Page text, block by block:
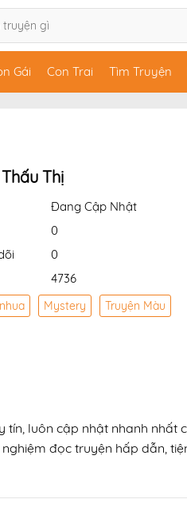
Gái Con Trai Tìm Truyện
Thị
Đang Cập Nhật
0
0
4736
Mystery Truyện Màu
luôn cập nhật nhanh
đọc truyện hấp dẫn,